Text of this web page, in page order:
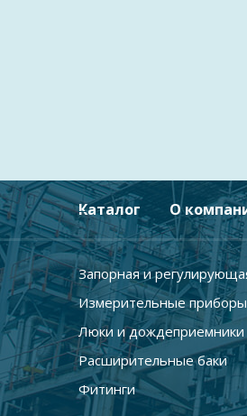
Каталог О
Запорная и
Измерительные приборы
Люки и дождеприемники
Расширительные баки
Фитинги